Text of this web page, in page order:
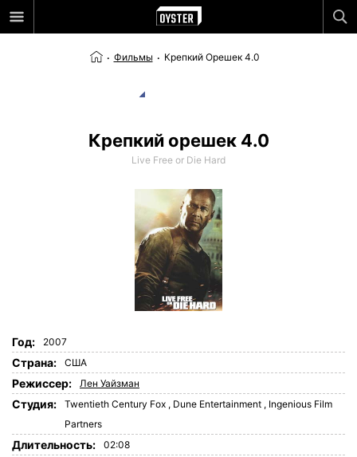
Фильмы Крепкий Орешек 4.0
Крепкий орешек 4.0
Live Free or Die Hard
Год: 2007
Страна: США
Режиссер: Лен Уайзман
Студия: Twentieth Century Fox , Dune Entertainment , Ingenious Film
Partners
Длительность: 02:08